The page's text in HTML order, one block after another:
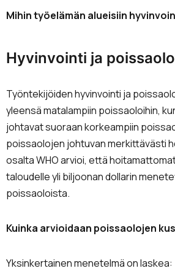
Mihin työelämän alueisiin
Hyvinvointi ja
Työntekijöiden hyvinvointi ja
yleensä matalampiin poissaoloihin,
johtavat suoraan korkeampiin
poissaolojen johtuvan merkittävästi
osalta WHO arvioi, että
taloudelle yli biljoonan dollarin
poissaoloista.
Kuinka arvioidaan poissaolojen
Yksinkertainen menetelmä on laskea: